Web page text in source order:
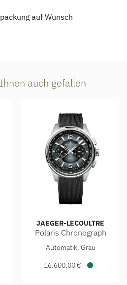
auf Wunsch
auch gefallen
Chronograph, Ref: Q9028181,
JAEGER-LECOULTRE
Polaris Chronograph
Jaeger-LeCoultre Polaris
Automatik, Grau
16.600,00 €